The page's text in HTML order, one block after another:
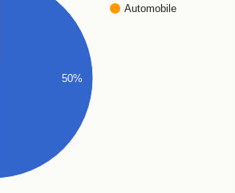
Automobile
50%
Sanitaria (Corrente)
Sanitaria
Sanitaria per